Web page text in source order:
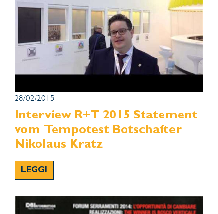
28/02/2015
Interview R+T 2015 Statement
vom Tempotest Botschafter
Nikolaus Kratz
LEGGI